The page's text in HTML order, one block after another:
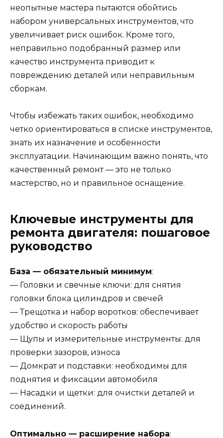
неопытные мастера пытаются обойтись
набором универсальных инструментов, что
увеличивает риск ошибок. Кроме того,
неправильно подобранный размер или
качество инструмента приводит к
повреждению деталей или неправильным
сборкам.
Чтобы избежать таких ошибок, необходимо
четко ориентироваться в списке инструментов,
знать их назначение и особенности
эксплуатации. Начинающим важно понять, что
качественный ремонт — это не только
мастерство, но и правильное оснащение.
Ключевые инструменты для
ремонта двигателя: пошаговое
руководство
База — обязательный минимум:
— Головки и свечные ключи: для снятия
головки блока цилиндров и свечей
— Трещотка и набор воротков: обеспечивает
удобство и скорость работы
— Щупы и измерительные инструменты: для
проверки зазоров, износа
— Домкрат и подставки: необходимы для
поднятия и фиксации автомобиля
— Насадки и щетки: для очистки деталей и
соединений.
Оптимально — расширение набора: